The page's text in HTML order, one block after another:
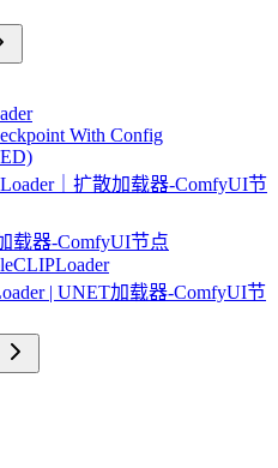
With Config
｜扩散加载器-ComfyUI节
载器-ComfyUI节点
| UNET加载器-ComfyUI节